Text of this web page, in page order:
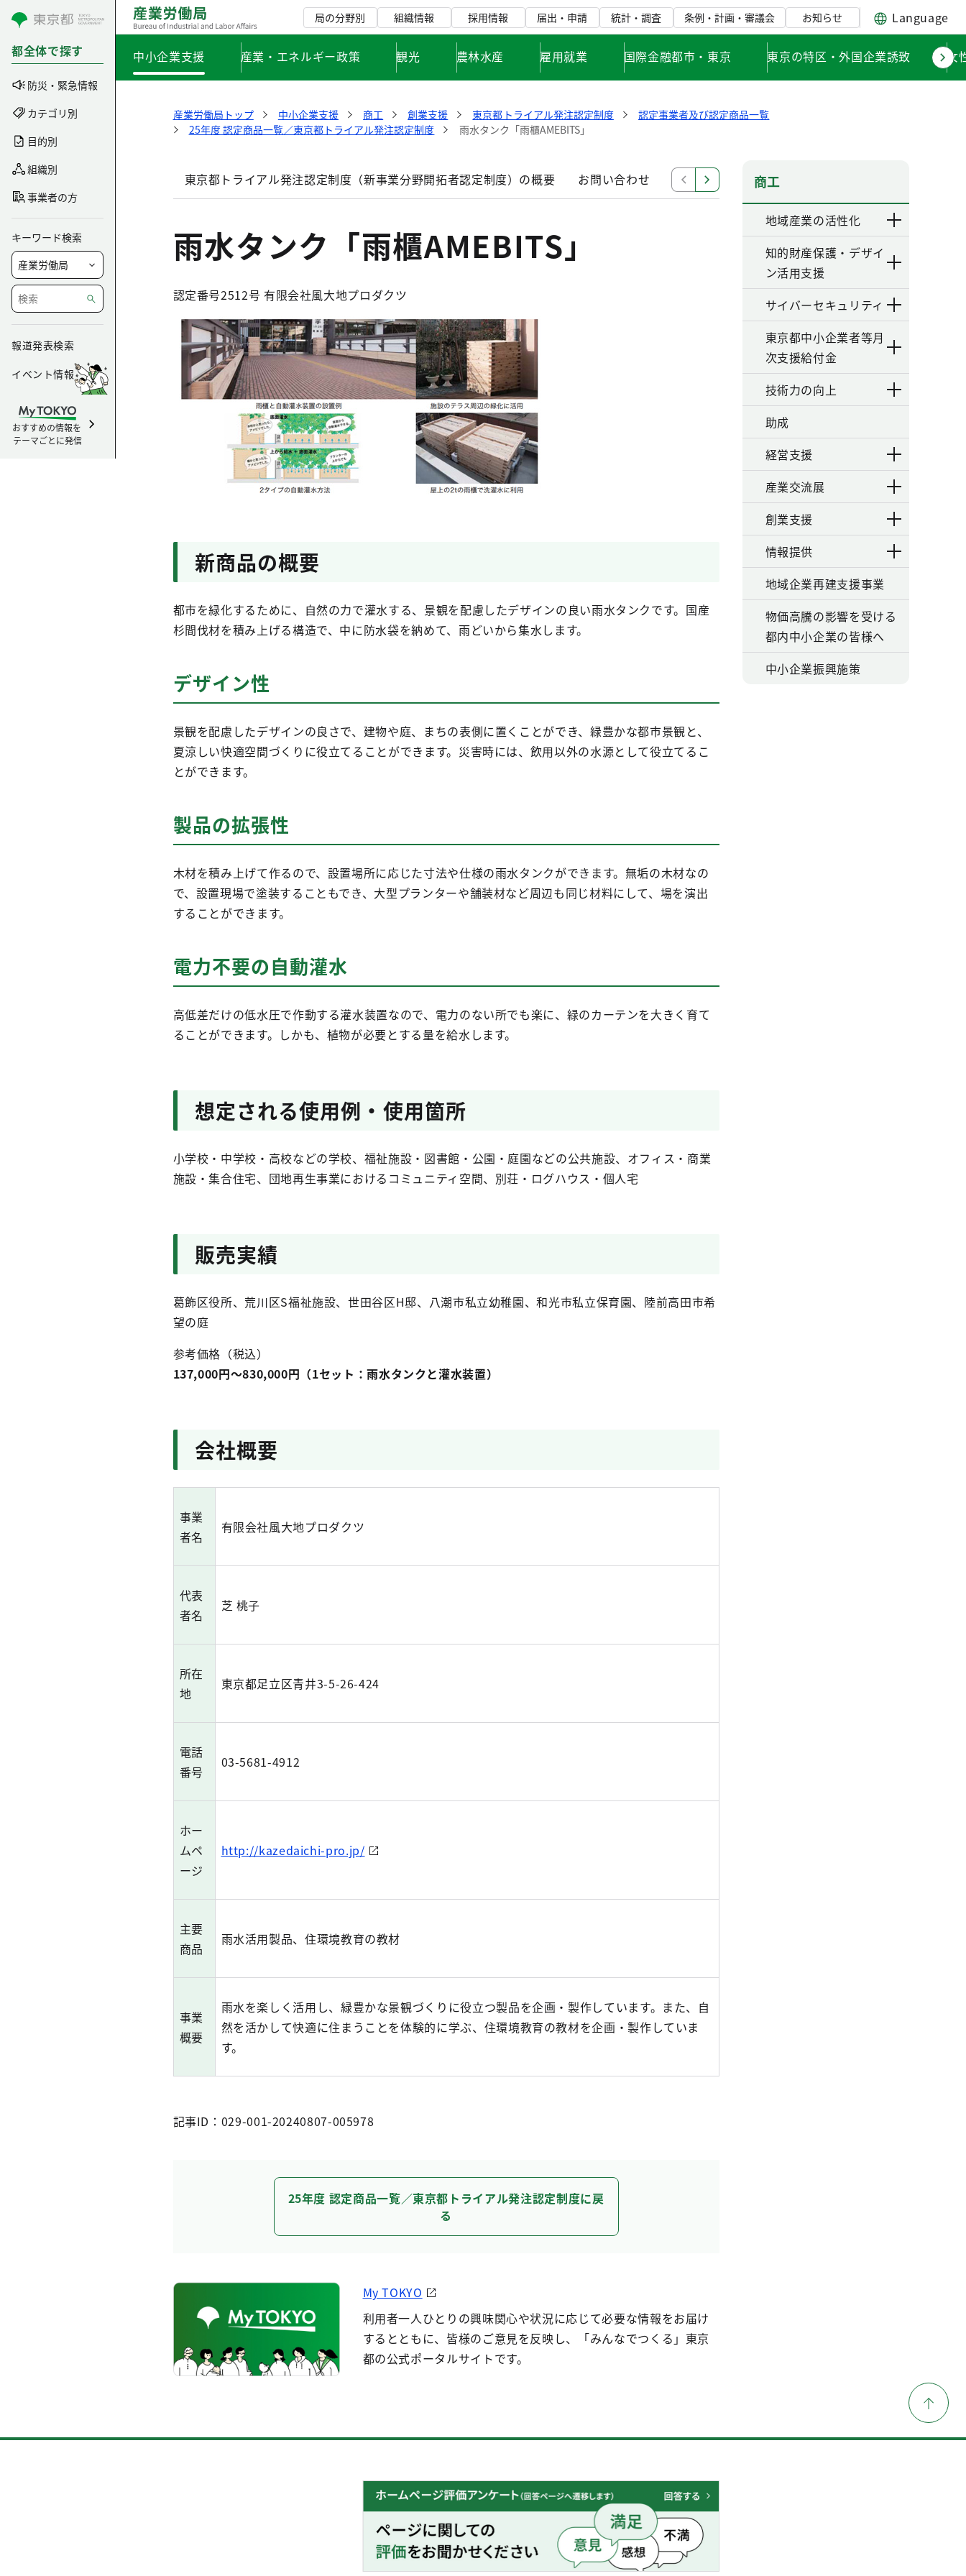
コンテンツにスキップ
都全体で探す
防災・緊急情報
カテゴリ別
目的別
組織別
事業者の方
キーワード検索
報道発表検索
イベント情報
おすすめの情報を
テーマごとに発信
局の分野別 組織情報 採用情報 届出・申請 統計・調査 条例・計画・審議会 お知らせ Language
中小企業支援 産業・エネルギー政策 観光 農林水産 雇用就業 国際金融都市・東京 東京の特区・外国企業誘致 女
産業労働局トップ 中小企業支援 商工 創業支援 東京都トライアル発注認定制度
認定事業者及び認定商品一覧
25年度 認定商品一覧／東京都トライアル発注認定制度
雨水タンク「雨櫃AMEBITS」
東京都トライアル発注認定制度（新事業分野開拓者認定制度）の概要 お問い合わせ 購入商品使用評価
雨水タンク「雨櫃AMEBITS」
認定番号2512号 有限会社風大地プロダクツ
新商品の概要
都市を緑化するために、自然の力で灌水する、景観を配慮したデザインの良い雨水タンクです。国産
杉間伐材を積み上げる構造で、中に防水袋を納めて、雨どいから集水します。
デザイン性
景観を配慮したデザインの良さで、建物や庭、まちの表側に置くことができ、緑豊かな都市景観と、
夏涼しい快適空間づくりに役立てることができます。災害時には、飲用以外の水源として役立てるこ
とができます。
製品の拡張性
木材を積み上げて作るので、設置場所に応じた寸法や仕様の雨水タンクができます。無垢の木材なの
で、設置現場で塗装することもでき、大型プランターや舗装材など周辺も同じ材料にして、場を演出
することができます。
電力不要の自動灌水
高低差だけの低水圧で作動する灌水装置なので、電力のない所でも楽に、緑のカーテンを大きく育て
ることができます。しかも、植物が必要とする量を給水します。
想定される使用例・使用箇所
小学校・中学校・高校などの学校、福祉施設・図書館・公園・庭園などの公共施設、オフィス・商業
施設・集合住宅、団地再生事業におけるコミュニティ空間、別荘・ログハウス・個人宅
販売実績
葛飾区役所、荒川区S福祉施設、世田谷区H邸、八潮市私立幼稚園、和光市私立保育園、陸前高田市希
望の庭
参考価格（税込）
137,000円～830,000円（1セット：雨水タンクと灌水装置）
会社概要
事業
者名
有限会社風大地プロダクツ
代表
者名
芝 桃子
所在
地
東京都足立区青井3-5-26-424
電話
番号
03-5681-4912
ホー
ムペ
ージ
http://kazedaichi-pro.jp/
主要
商品
雨水活用製品、住環境教育の教材
事業
概要
雨水を楽しく活用し、緑豊かな景観づくりに役立つ製品を企画・製作しています。また、自
然を活かして快適に住まうことを体験的に学ぶ、住環境教育の教材を企画・製作していま
す。
記事ID：029-001-20240807-005978
25年度 認定商品一覧／東京都トライアル発注認定制度に戻
る
My TOKYO
利用者一人ひとりの興味関心や状況に応じて必要な情報をお届け
するとともに、皆様のご意見を反映し、「みんなでつくる」東京
都の公式ポータルサイトです。
商工
地域産業の活性化
知的財産保護・デザイ
ン活用支援
サイバーセキュリティ
東京都中小企業者等月
次支援給付金
技術力の向上
助成
経営支援
産業交流展
創業支援
情報提供
地域企業再建支援事業
物価高騰の影響を受ける
都内中小企業の皆様へ
中小企業振興施策